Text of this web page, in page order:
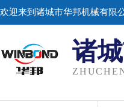
欢迎来到诸城市华邦机械有限
诸